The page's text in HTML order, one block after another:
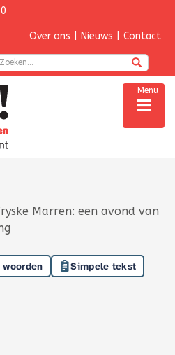
Over ons Nieuws Contact
Menu
Marren: een avond van
Simpele tekst